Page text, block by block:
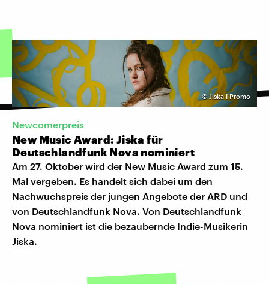
©Jiska I Promo
Newcomerpreis
New Music Award: Jiska für
Deutschlandfunk Nova nominiert
Am 27. Oktober wird der New Music Award zum 15.
Mal vergeben. Es handelt sich dabei um den
Nachwuchspreis der jungen Angebote der ARD und
von Deutschlandfunk Nova. Von Deutschlandfunk
Nova nominiert ist die bezaubernde Indie-Musikerin
Jiska.